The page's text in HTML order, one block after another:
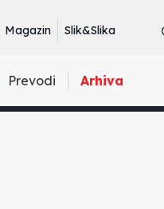
Magazin Slik&Slika
Prevodi Arhiva